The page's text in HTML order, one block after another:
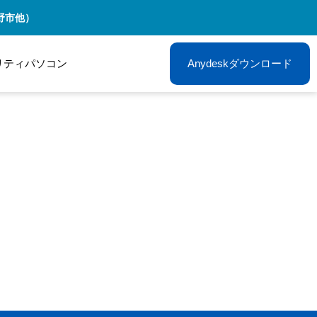
他）
ティパソコン Anydeskダウンロード